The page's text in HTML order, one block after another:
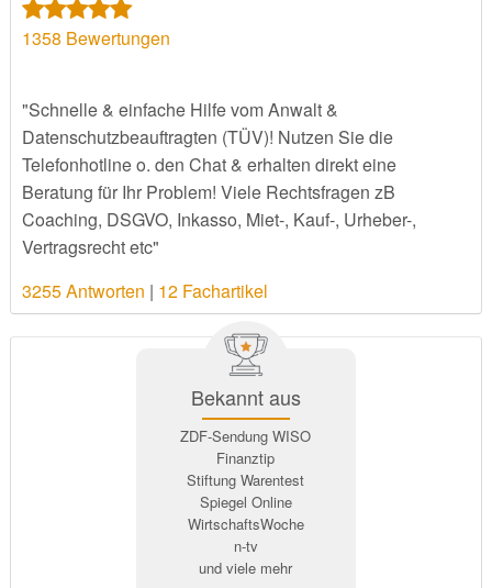
1358 Bewertungen
"Schnelle & einfache Hilfe vom Anwalt &
Datenschutzbeauftragten (TÜV)! Nutzen Sie die
Telefonhotline o. den Chat & erhalten direkt eine
Beratung für Ihr Problem! Viele Rechtsfragen zB
Coaching, DSGVO, Inkasso, Miet-, Kauf-, Urheber-,
Vertragsrecht etc"
3255 Antworten | 12 Fachartikel
Bekannt aus
ZDF-Sendung WISO
Finanztip
Stiftung Warentest
Spiegel Online
WirtschaftsWoche
n-tv
und viele mehr